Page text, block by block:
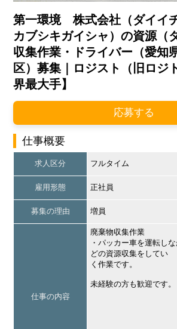
第一環境 株式会社（ダイイ
カブシキガイシャ）の資源（
収集作業・ドライバー（愛知
区）募集｜ロジスト（旧ロジ
界最大手】
応募する
仕事概要
求人区分 フルタイム
雇用形態 正社員
募集の理由 増員
仕事の内容
廃棄物収集作業
・パッカー車を運転し
どの資源収集をしてい
く作業です。
未経験の方も歓迎です